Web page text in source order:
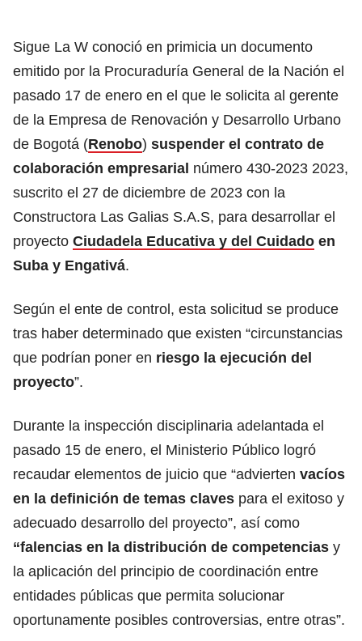
Sigue La W conoció en primicia un documento
emitido por la Procuraduría General de la Nación el
pasado 17 de enero en el que le solicita al gerente
de la Empresa de Renovación y Desarrollo Urbano
de Bogotá (Renobo) suspender el contrato de
colaboración empresarial número 430-2023 2023,
suscrito el 27 de diciembre de 2023 con la
Constructora Las Galias S.A.S, para desarrollar el
proyecto Ciudadela Educativa y del Cuidado en
Suba y Engativá.
Según el ente de control, esta solicitud se produce
tras haber determinado que existen “circunstancias
que podrían poner en riesgo la ejecución del
proyecto”.
Durante la inspección disciplinaria adelantada el
pasado 15 de enero, el Ministerio Público logró
recaudar elementos de juicio que “advierten vacíos
en la definición de temas claves para el exitoso y
adecuado desarrollo del proyecto”, así como
“falencias en la distribución de competencias y
la aplicación del principio de coordinación entre
entidades públicas que permita solucionar
oportunamente posibles controversias, entre otras”.